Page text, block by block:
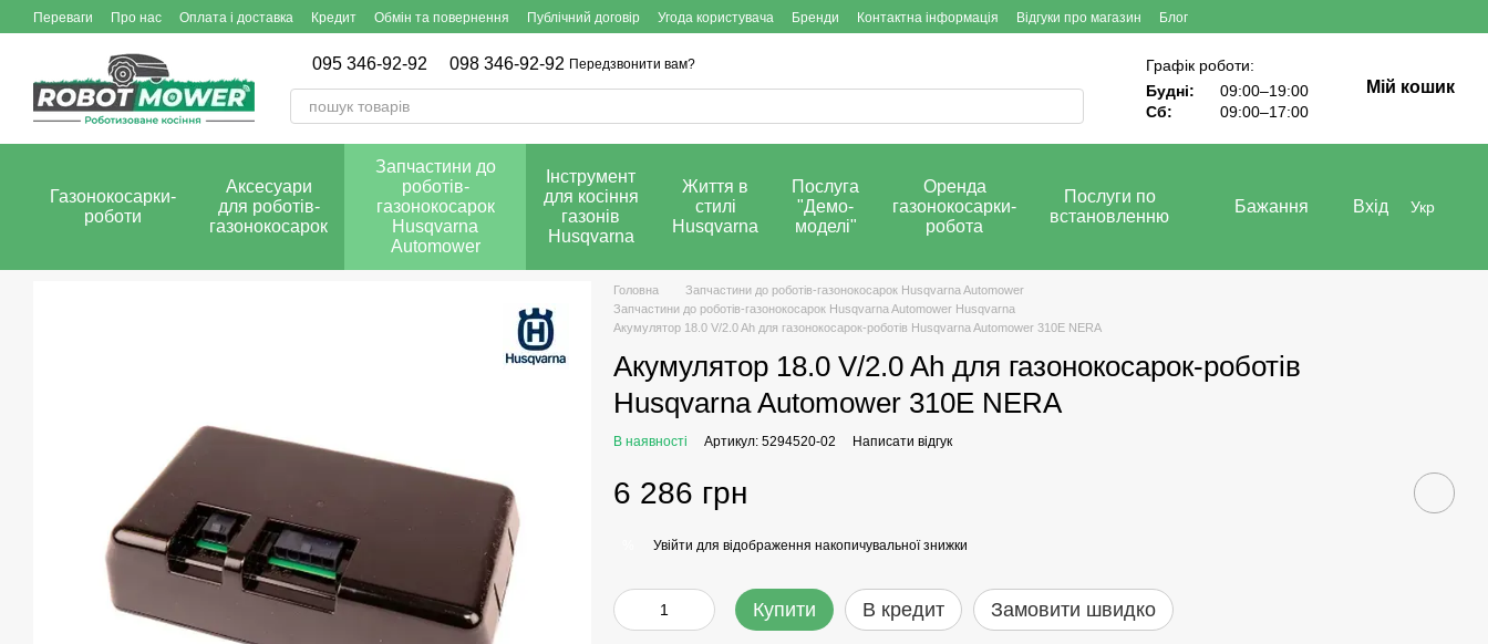
Перейти до основного контенту
Переваги Про нас Оплата і доставка Кредит Обмін та повернення Публічний договір Угода користувача Бренди Контактна інформація Відгуки про магазин Блог
095 346-92-92 098 346-92-92 Передзвонити вам?
Графік роботи:
Будні:
09:00–19:00
Сб:
09:00–17:00
Мій кошик
Газонокосарки-
роботи
Аксесуари
для роботів-
газонокосарок
Запчастини до
роботів-
газонокосарок
Husqvarna
Automower
Інструмент
для косіння
газонів
Husqvarna
Життя в
стилі
Husqvarna
Послуга
"Демо-
моделі"
Оренда
газонокосарки-
робота
Послуги по
встановленню
Бажання Вхід Укр
Головна
Запчастини до роботів-газонокосарок Husqvarna Automower
Запчастини до роботів-газонокосарок Husqvarna Automower Husqvarna
Акумулятор 18.0 V/2.0 Ah для газонокосарок-роботів Husqvarna Automower 310E NERA
Акумулятор 18.0 V/2.0 Ah для газонокосарок-роботів
Husqvarna Automower 310E NERA
В наявності Артикул: 5294520-02 Написати відгук
6 286 грн
Увійти для відображення накопичувальної знижки
Купити В кредит Замовити швидко